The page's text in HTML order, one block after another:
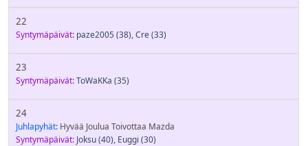
22
Syntymäpäivät: paze2005 (38),Cre(33)
23
Syntymäpäivät:ToWaKKa (35)
24
Juhlapyhät: Hyvää Joulua Toivottaa Mazda
Syntymäpäivät: Joksu(40), Euggi (30)